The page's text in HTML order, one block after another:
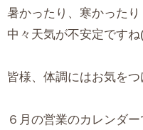
暑かったり、寒かったり
中々天気が不安定ですね
皆様、体調にはお気を
６月の営業のカレンダ